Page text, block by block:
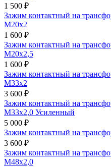
1 500 ₽
Зажим контактный на
М20x2
1 600 ₽
Зажим контактный на
М20х2,5
1 600 ₽
Зажим контактный на
М33x2
3 600 ₽
Зажим контактный на
М33х2,0 Усиленный
5 000 ₽
Зажим контактный на
3 600 ₽
Зажим контактный на
М48х2,0